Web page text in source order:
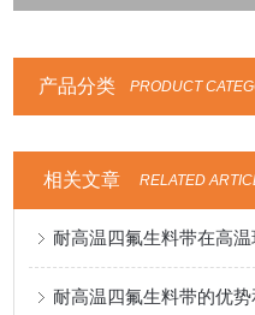
产品分类 PRODUCT
相关文章 RELATED
耐高温四氟生料带在高
耐高温四氟生料带的优